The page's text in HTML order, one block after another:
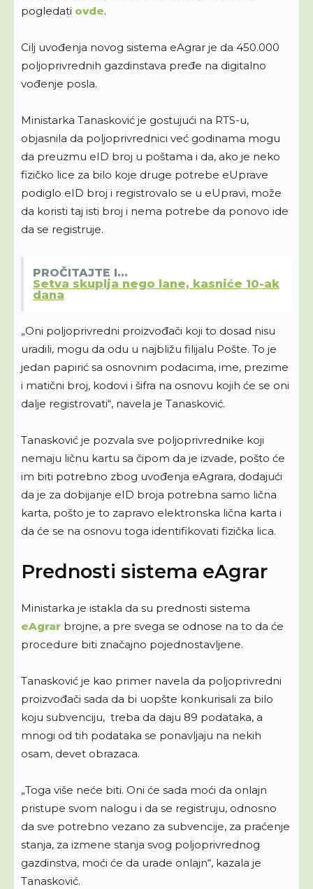
pogledati ovde.
Cilj uvođenja novog sistema eAgrar je da 450.000
poljoprivrednih gazdinstava pređe na digitalno
vođenje posla.
Ministarka Tanasković je gostujući na RTS-u,
objasnila da poljoprivrednici već godinama mogu
da preuzmu eID broj u poštama i da, ako je neko
fizičko lice za bilo koje druge potrebe eUprave
podiglo eID broj i registrovalo se u eUpravi, može
da koristi taj isti broj i nema potrebe da ponovo ide
da se registruje.
PROČITAJTE I...
Setva skuplja nego lane, kasniće 10-ak
dana
„Oni poljoprivredni proizvođači koji to dosad nisu
uradili, mogu da odu u najbližu filijalu Pošte. To je
jedan papirić sa osnovnim podacima, ime, prezime
i matični broj, kodovi i šifra na osnovu kojih će se oni
dalje registrovati“, navela je Tanasković.
Tanasković je pozvala sve poljoprivrednike koji
nemaju ličnu kartu sa čipom da je izvade, pošto će
im biti potrebno zbog uvođenja eAgrara, dodajući
da je za dobijanje eID broja potrebna samo lična
karta, pošto je to zapravo elektronska lična karta i
da će se na osnovu toga identifikovati fizička lica.
Prednosti sistema eAgrar
Ministarka je istakla da su prednosti sistema
eAgrar brojne, a pre svega se odnose na to da će
procedure biti značajno pojednostavljene.
Tanasković je kao primer navela da poljoprivredni
proizvođači sada da bi uopšte konkurisali za bilo
koju subvenciju, treba da daju 89 podataka, a
mnogi od tih podataka se ponavljaju na nekih
osam, devet obrazaca.
„Toga više neće biti. Oni će sada moći da onlajn
pristupe svom nalogu i da se registruju, odnosno
da sve potrebno vezano za subvencije, za praćenje
stanja, za izmene stanja svog poljoprivrednog
gazdinstva, moći će da urade onlajn“, kazala je
Tanasković.